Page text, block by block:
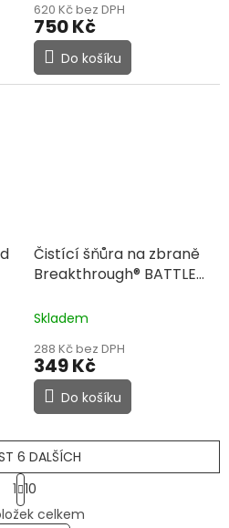
620 Kč bez DPH
750 Kč
Do košíku
Čistící šňůra na zbraně
Breakthrough® BATTLE
Cal
Skladem
288 Kč bez DPH
349 Kč
Do košíku
O
v
6 DALŠÍCH
S
t
r
1 10
celkem